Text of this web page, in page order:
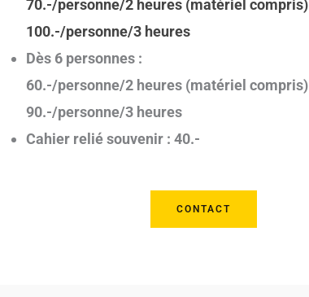
70.-/personne/2 heures (matériel compris)
100.-/personne/3 heures
Dès 6 personnes :
60.-/personne/2 heures (matériel compris)
90.-/personne/3 heures
Cahier relié souvenir : 40.-
CONTACT